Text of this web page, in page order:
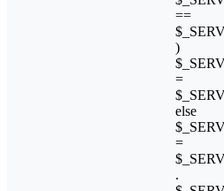
==
)
=
else
=
.